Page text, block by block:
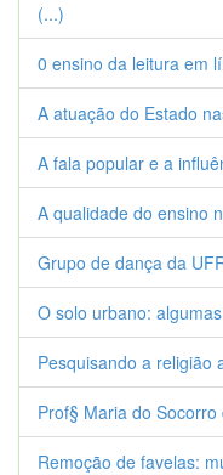
(...)
0 ensino da leitura em
A atuação do Estado
A fala popular e a
A qualidade do ensino
Grupo de dança da
O solo urbano:
Pesquisando a religião
Prof§ Maria do Socorro
Remoção de favelas: